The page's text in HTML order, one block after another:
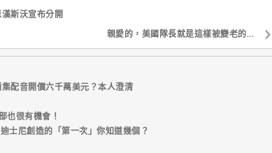
斯沃宣布分開
親愛的，美國隊長就是這樣被變老的...
配音開價六千萬美元？本人澄清
也很有機會！
士尼創造的「第一次」你知道幾個？